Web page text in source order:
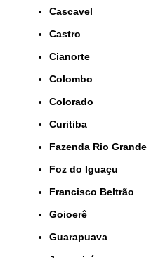
Cascavel
Castro
Cianorte
Colombo
Colorado
Curitiba
Fazenda Rio Grande
Foz do Iguaçu
Francisco Beltrão
Goioerê
Guarapuava